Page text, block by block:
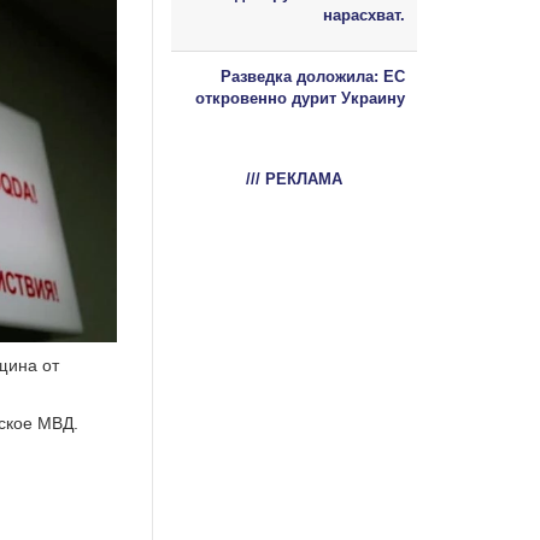
от
МВД.
нарасхват.
Разведка доложила: ЕС
откровенно дурит Украину
/// РЕКЛАМА